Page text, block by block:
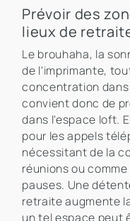
Prévoir des
lieux de
Le brouhaha, la
de l'imprimante,
concentration dans
convient donc de
dans l'espace loft.
pour les appels
nécessitant de la
réunions ou
pauses. Une
retraite augmente
un tel espace peut